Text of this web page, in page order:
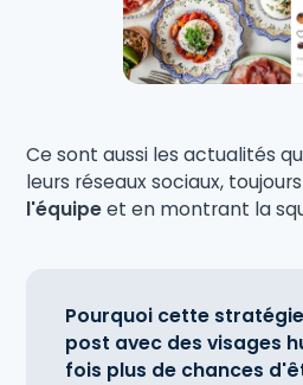
Ce sont aussi les actualités
leurs réseaux sociaux,
l'équipeet en montrant la
Pourquoi cette
post avec des visages
fois plus de chances